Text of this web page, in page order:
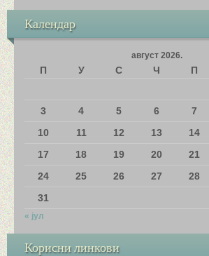
ЗАВРШНИ ИСПИТ И УПИС У
КОЛЕКТИВ
НАСТАВНИЦИ РАЗРЕДНЕ
СТРУЧНИ САРАДНИЦИ
Календар
август 2026.
П У С Ч П
3
4 5 6 7
10
11 12 13 14
17
18 19 20 21
24
25 26 27 28
31
« јул
Корисни линкови